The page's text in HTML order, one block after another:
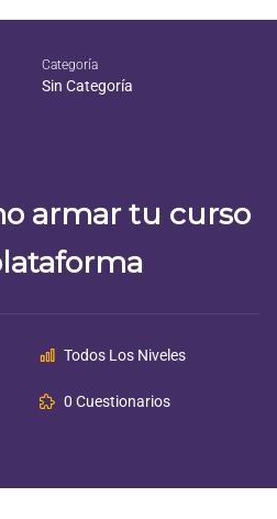
Categoría
Sin Categoría
armar tu curso
Todos Los Niveles
0 Cuestionarios